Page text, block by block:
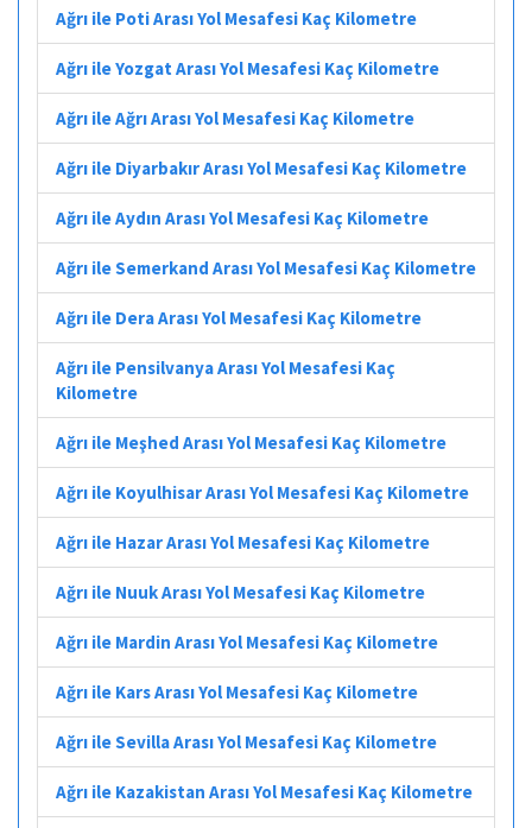
Ağrı ile Poti Arası Yol Mesafesi Kaç Kilometre
Ağrı ile Yozgat Arası Yol Mesafesi Kaç Kilometre
Ağrı ile Ağrı Arası Yol Mesafesi Kaç Kilometre
Ağrı ile Diyarbakır Arası Yol Mesafesi Kaç Kilometre
Ağrı ile Aydın Arası Yol Mesafesi Kaç Kilometre
Ağrı ile Semerkand Arası Yol Mesafesi Kaç Kilometre
Ağrı ile Dera Arası Yol Mesafesi Kaç Kilometre
Ağrı ile Pensilvanya Arası Yol Mesafesi Kaç
Kilometre
Ağrı ile Meşhed Arası Yol Mesafesi Kaç Kilometre
Ağrı ile Koyulhisar Arası Yol Mesafesi Kaç Kilometre
Ağrı ile Hazar Arası Yol Mesafesi Kaç Kilometre
Ağrı ile Nuuk Arası Yol Mesafesi Kaç Kilometre
Ağrı ile Mardin Arası Yol Mesafesi Kaç Kilometre
Ağrı ile Kars Arası Yol Mesafesi Kaç Kilometre
Ağrı ile Sevilla Arası Yol Mesafesi Kaç Kilometre
Ağrı ile Kazakistan Arası Yol Mesafesi Kaç Kilometre